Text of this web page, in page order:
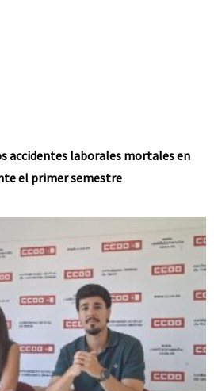
accidentes laborales mortales en
el primer semestre